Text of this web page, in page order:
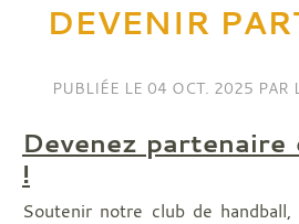
DEVENIR
PUBLIÉE LE 04 OCT. 2025 PAR
Devenez
!
Soutenir notre club de handball,